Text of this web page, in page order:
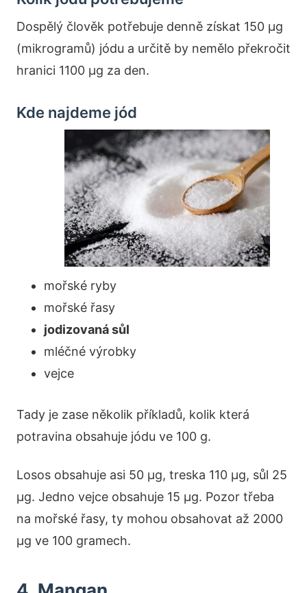
Dospělý člověk potřebuje denně získat 150 µg
(mikrogramů) jódu a určitě by nemělo překročit
hranici 1100 µg za den.
Kde najdeme jód
mořské ryby
mořské řasy
jodizovaná sůl
mléčné výrobky
vejce
Tady je zase několik příkladů, kolik která
potravina obsahuje jódu ve 100 g.
Losos obsahuje asi 50 µg, treska 110 µg, sůl 25
µg. Jedno vejce obsahuje 15 µg. Pozor třeba
na mořské řasy, ty mohou obsahovat až 2000
µg ve 100 gramech.